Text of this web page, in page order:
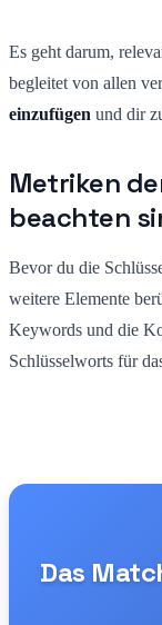
Es geht darum,
begleitet von allen
einzufügen und dir
Metriken
beachten
Bevor du die
weitere Elemente
Keywords und die
Schlüsselworts für
Das